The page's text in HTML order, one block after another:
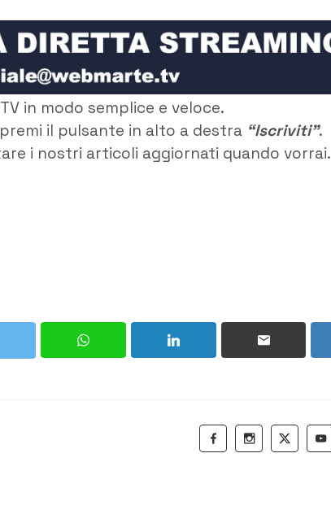
in modo semplice e veloce.
il pulsante in alto a destra “Iscriviti”.
i nostri articoli aggiornati quando vorrai.